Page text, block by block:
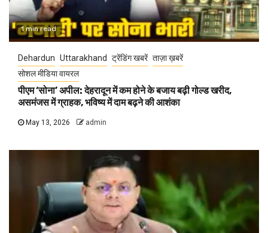
1 min read
Dehardun Uttarakhand ट्रेंडिंग खबरें ताज़ा ख़बरें
सोशल मीडिया वायरल
पीएम ‘सोना’ अपील: देहरादून में कम होने के बजाय बढ़ी गोल्ड खरीद,
असमंजस में ग्राहक, भविष्य में दाम बढ़ने की आशंका
May 13, 2026 admin